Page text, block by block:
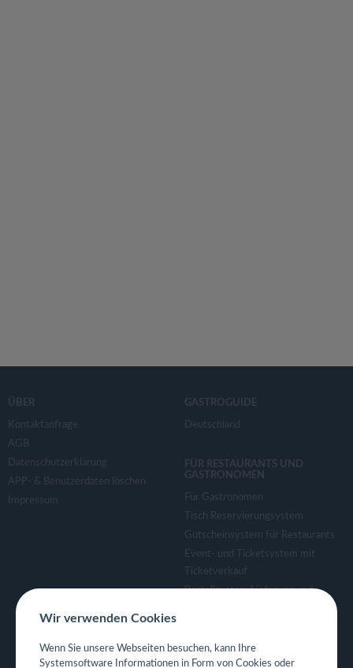
ÜBER
Kontaktanfrage
AGB
Datenschutzerklärung
APP- & Benutzerdaten löschen
Impressum
GASTROGUIDE
Deutschland
FÜR RESTAURANTS UND
GASTRONOMEN
Für Gastronomen
Tisch Reservierungsystem
Gutscheinsystem für Restaurants
Event- und Ticketsystem mit
Ticketverkauf
Bestellsystem Lieferung und
Eigene App für Restaurant
Wir verwenden Cookies
Wenn Sie unsere Webseiten besuchen, kann Ihre
Systemsoftware Informationen in Form von Cookies oder